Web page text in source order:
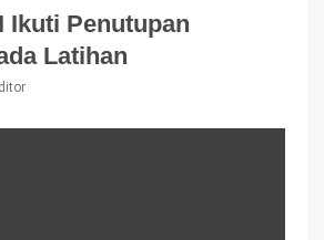
Ikuti Penutupan
Latihan